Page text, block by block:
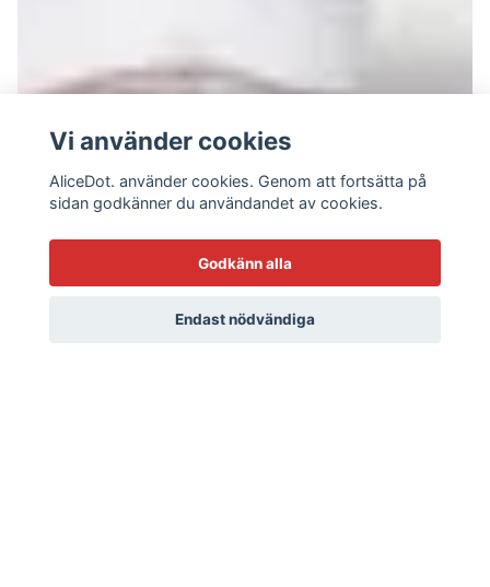
Vi använder cookies
AliceDot. använder cookies. Genom att fortsätta på
sidan godkänner du användandet av cookies.
Godkänn alla
Endast nödvändiga